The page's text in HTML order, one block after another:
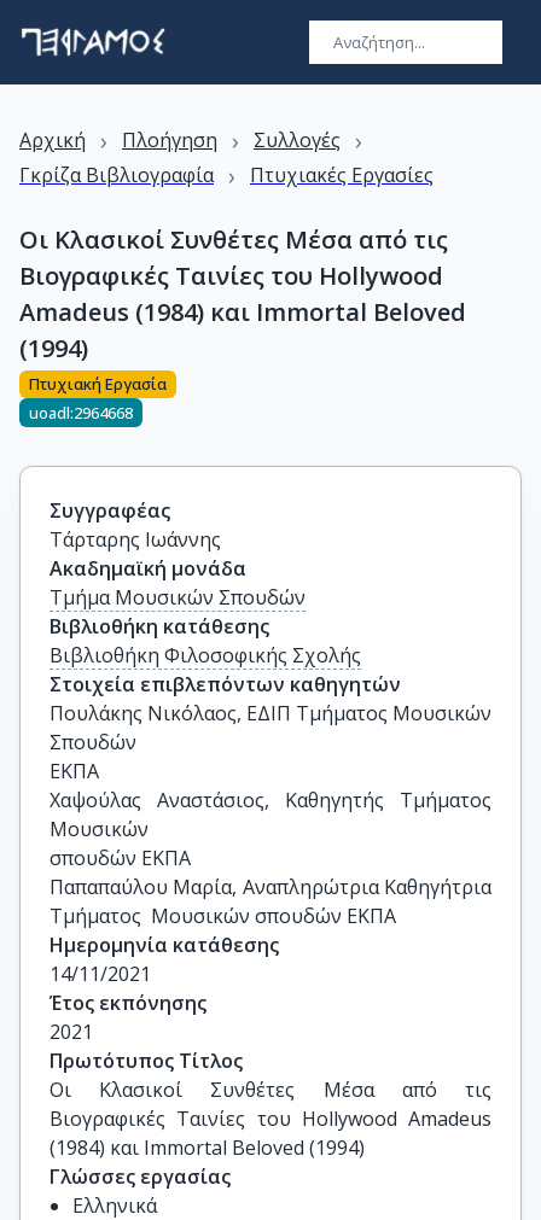
Αρχική › Πλοήγηση › Συλλογές ›
Γκρίζα Βιβλιογραφία › Πτυχιακές Εργασίες
Οι Κλασικοί Συνθέτες Μέσα από τις
Βιογραφικές Ταινίες του Hollywood
Amadeus (1984) και Immortal Beloved
(1994)
Πτυχιακή Εργασία
uoadl:2964668
Συγγραφέας
Τάρταρης Ιωάννης
Ακαδημαϊκή μονάδα
Τμήμα Μουσικών Σπουδών
Βιβλιοθήκη κατάθεσης
Βιβλιοθήκη Φιλοσοφικής Σχολής
Στοιχεία επιβλεπόντων καθηγητών
Πουλάκης Νικόλαος, ΕΔΙΠ Τμήματος Μουσικών
Σπουδών
ΕΚΠΑ
Χαψούλας Αναστάσιος, Καθηγητής Τμήματος
Μουσικών
σπουδών ΕΚΠΑ
Παπαπαύλου Μαρία, Αναπληρώτρια Καθηγήτρια
Τμήματος  Μουσικών σπουδών ΕΚΠΑ
Ημερομηνία κατάθεσης
14/11/2021
Έτος εκπόνησης
2021
Πρωτότυπος Τίτλος
Οι Κλασικοί Συνθέτες Μέσα από τις
Βιογραφικές Ταινίες του Hollywood Amadeus
(1984) και Immortal Beloved (1994)
Γλώσσες εργασίας
Ελληνικά